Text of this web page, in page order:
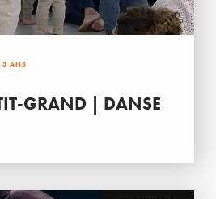
3 ANS
GRAND | DANSE